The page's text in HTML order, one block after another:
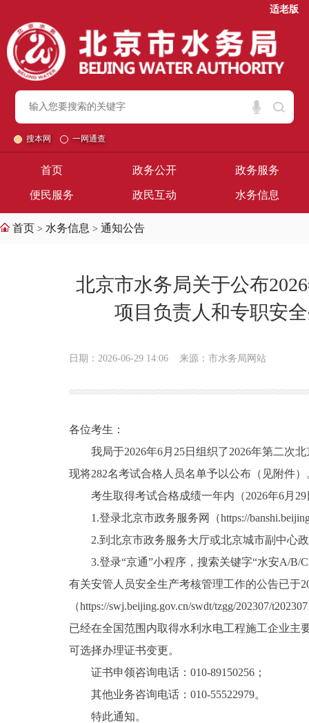
适老版
搜本网 一网通查
首页 政务公开 政务服务
便民服务 政民互动 水务信息
首页 > 水务信息 > 通知公告
北京市水务局关于公布
项目负责人和专职安
日期：2026-06-29 14:06 来源：市水务局网站
各位考生：
我局于2026年6月25日组织了2026年第二次北
现将282名考试合格人员名单予以公布（见附件）
考生取得考试合格成绩一年内（2026年6月29
1.登录北京市政务服务网（https://
2.到北京市政务服务大厅或北京城市副中心政
3.登录“京通”小程序，搜索关键字“水安A/B/C
有关安管人员安全生产考核管理工作的公告已于
（https://swj.beijing.gov.cn/swdt/tzgg/202307/
已经在全国范围内取得水利水电工程施工企业主
可选择办理证书变更。
证书申领咨询电话：010-89150256；
其他业务咨询电话：010-55522979。
特此通知。